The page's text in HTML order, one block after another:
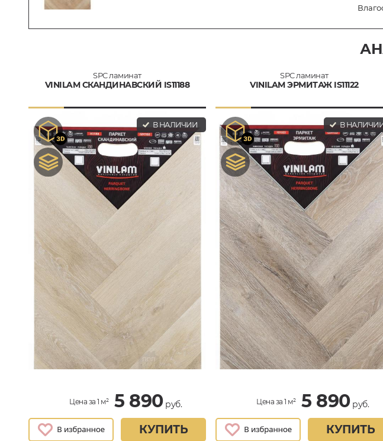
SPC ламинат
VINILAM СКАНДИНАВСКИЙ IS11188
В НАЛИЧИИ
Цена за 1 м² 5 890руб.
КУПИТЬ
SPC ламинат
VINILAM ЭРМИТАЖ IS11122
В
Цена за 1 м² 5 890руб.
КУПИТЬ